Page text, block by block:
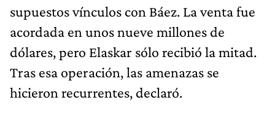
supuestos vínculos con Báez. La venta fue
acordada en unos nueve millones de
dólares, pero Elaskar sólo recibió la mitad.
Tras esa operación, las amenazas se
hicieron recurrentes, declaró.